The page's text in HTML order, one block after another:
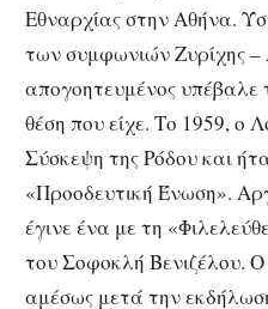
Εθναρχίας στην Αθήνα.
των συμφωνιών Ζυρίχης –
απογοητευμένος
θέση που είχε. Το 1959, ο
Σύσκεψη της Ρόδου και
«Προοδευτική Ένωση».
έγινε ένα με τη
του Σοφοκλή Βενιζέλου.
αμέσως μετά την